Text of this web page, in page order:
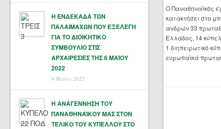
Η ΕΝΔΕΚΑΔΑ ΤΩΝ
ΠΑΛΑΙΜΑΧΩΝ ΠΟΥ ΕΞΕΛΕΓΗ
ΓΙΑ ΤΟ ΔΙΟΙΚΗΤΙΚΟ
ΣΥΜΒΟΥΛΙΟ ΣΤΙΣ
ΑΡΧΑΙΡΕΣΙΕΣ ΤΗΣ 6 ΜΑΊΟΥ
2022
9 Μάϊος 2022
Η ΑΝΑΓΕΝΝΗΣΗ ΤΟΥ
ΠΑΝΑΘΗΝΑΪΚΟΥ ΜΑΣ ΣΤΟΝ
ΤΕΛΙΚΟ ΤΟΥ ΚΥΠΕΛΛΟΥ ΣΤΟ
Ο Παναθηναϊκός
κατακτήσει στο
ανδρών 33
Ελλάδος, 14
1 διηπειρωτικό
ευρωπαϊκά